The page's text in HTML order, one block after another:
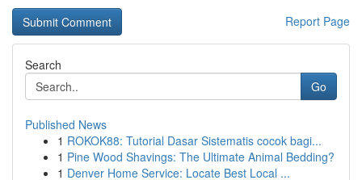
Report Page
Search
Go
Published News
1 ROKOK88: Tutorial Dasar Sistematis cocok bagi...
1 Pine Wood Shavings: The Ultimate Animal Bedding?
1 Denver Home Service: Locate Best Local ...